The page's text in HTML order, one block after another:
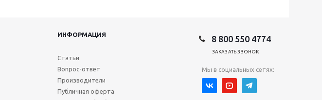
ИНФОРМАЦИЯ
Статьи
Вопрос-ответ
Производители
Публичная оферта
8 800 550 4774
ЗАКАЗАТЬ ЗВОНОК
Мы в социальных сетях: